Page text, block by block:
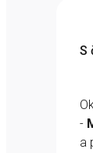
S
-
a